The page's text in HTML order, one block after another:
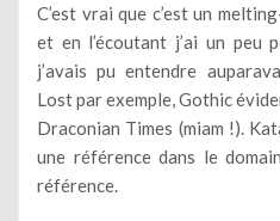
C’est vrai que c’est un
et en l’écoutant j’ai un peu
j’avais pu entendre
Lost par exemple, Gothic
Draconian Times (miam !).
une référence dans le
référence.